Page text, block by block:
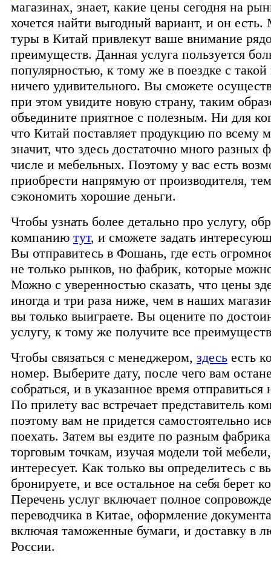
магазинах, знает, какие цены сегодня на
хочется найти выгодный вариант, и он
туры в Китай привлекут ваше внимание
преимуществ. Данная услуга пользуется
популярностью, к тому же в поездке с
ничего удивительного. Вы сможете
при этом увидите новую страну, таким
объедините приятное с полезным. Ни для
что Китай поставляет продукцию по всему
значит, что здесь достаточно много разных
числе и мебельных. Поэтому у вас есть
приобрести напрямую от производителя,
сэкономить хорошие деньги.
Чтобы узнать более детально про услугу,
компанию тут, и сможете задать
Вы отправитесь в Фошань, где есть
не только рынков, но фабрик, которые
Можно с уверенностью сказать, что цены
иногда и три раза ниже, чем в наших
вы только выиграете. Вы оцените по
услугу, к тому же получите все
Чтобы связаться с менеджером, здесь есть
номер. Выберите дату, после чего вам
собраться, и в указанное время отправиться
По прилету вас встречает представитель
поэтому вам не придется самостоятельно
поехать. Затем вы ездите по разным
торговым точкам, изучая модели той
интересует. Как только вы определитесь с
бронируете, и все остальное на себя берет
Перечень услуг включает полное
переводчика в Китае, оформление
включая таможенные бумаги, и доставку в
России.